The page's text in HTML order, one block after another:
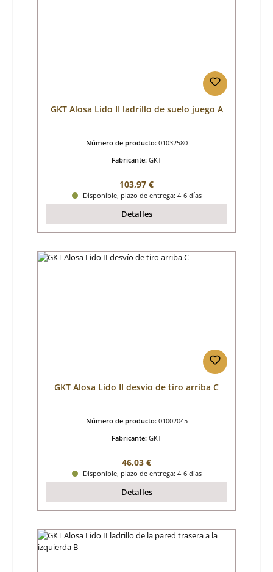
GKT Alosa Lido II ladrillo de suelo juego A
Número de producto: 01032580
Fabricante: GKT
Precio normal:
103,97 €
Disponible, plazo de entrega: 4-6 días
Detalles
GKT Alosa Lido II desvío de tiro arriba C
Número de producto: 01002045
Fabricante: GKT
Precio normal:
46,03 €
Disponible, plazo de entrega: 4-6 días
Detalles